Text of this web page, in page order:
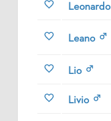
Leonardo
Leano
Lio
Livio